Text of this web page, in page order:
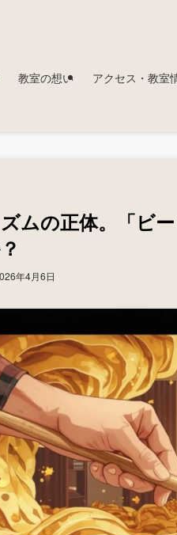
教室の想い アクセス・教室
ムの正体。「ビ
年4月6日